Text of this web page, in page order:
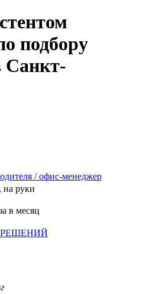
подбору
Санкт-
/ офис-менеджер
на руки
в месяц